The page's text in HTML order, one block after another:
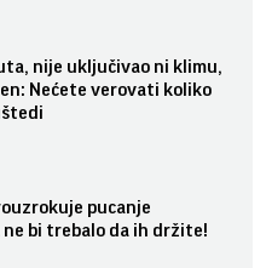
nije uključivao ni klimu,
Nećete verovati koliko
pucanje
ne bi trebalo da ih držite!